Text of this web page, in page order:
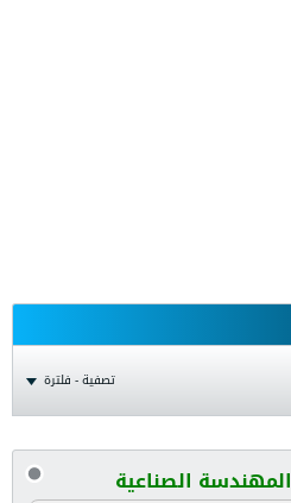
تصفية - فلترة
المهندسة الصناعية